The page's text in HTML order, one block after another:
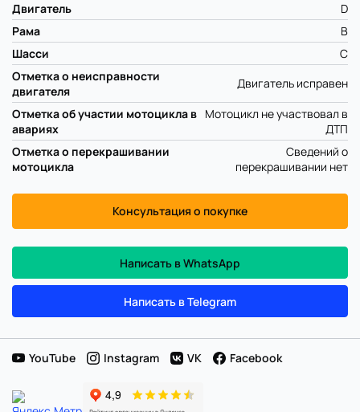
Двигатель
D
Рама
B
Шасси
C
Отметка о неисправности
двигателя
Двигатель исправен
Отметка об участии мотоцикла в
авариях
Мотоцикл не участвовал в
ДТП
Отметка о перекрашивании
мотоцикла
Сведений о
перекрашивании нет
Консультация о покупке
Написать в WhatsApp
Написать в Telegram
YouTube Instagram VK Facebook